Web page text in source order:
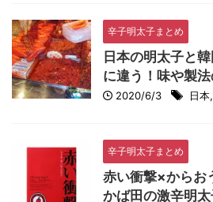
辛子明太子まとめ
日本の明太子と
に違う！味や製法
2020/6/3 日本,
辛子明太子まとめ
赤い衝撃×からお
かば田の激辛明